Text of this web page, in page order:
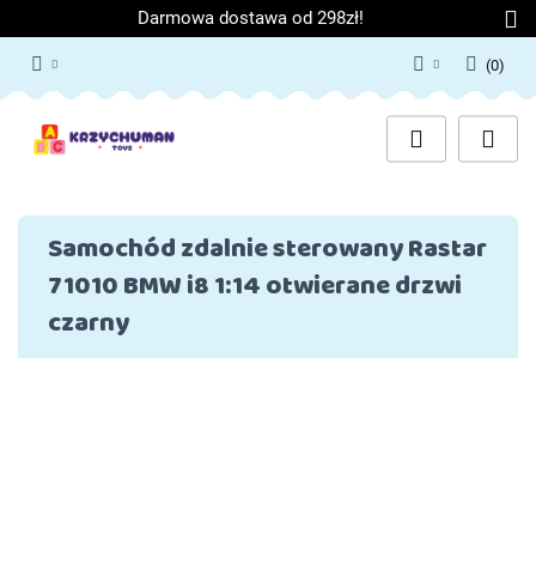
Darmowa dostawa od 298zł!
Zaloguj się
Załóż konto
Zgody cookies
(0)
Samochód zdalnie sterowany Rastar
71010 BMW i8 1:14 otwierane drzwi
czarny